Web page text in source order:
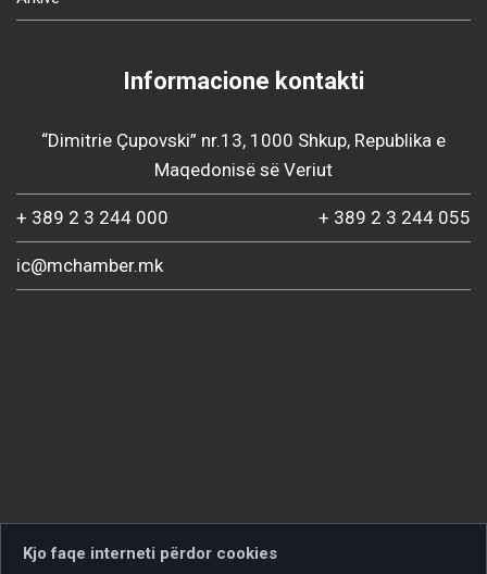
Informacione kontakti
“Dimitrie Çupovski” nr.13, 1000 Shkup, Republika e
Maqedonisë së Veriut
+ 389 2 3 244 000 + 389 2 3 244 055
ic@mchamber.mk
Kjo faqe interneti përdor cookies